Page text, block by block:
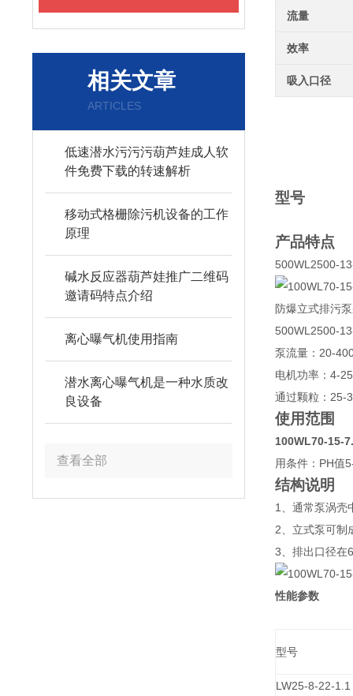
相关文章
ARTICLES
低速潜水污污污葫芦娃成人软
件免费下载的转速解析
移动式格栅除污机设备的工作
原理
碱水反应器葫芦娃推广二维码
邀请码特点介绍
离心曝气机使用指南
潜水离心曝气机是一种水质改
良设备
查看全部
流量
效率
吸入口径
型号
产品特点
500WL2500-
防爆立式排污泵采
500WL2500-13-
泵流量：20-
电机功率：
通过颗粒：
使用范围
100WL70-15-
用条件：PH
结构说明
1、通常泵涡
2、立式泵可
3、排出口径
性能参数
型号
LW25-8-22-1.1